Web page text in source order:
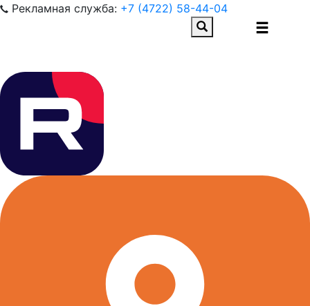
Рекламная служба: +7 (4722) 58-44-04